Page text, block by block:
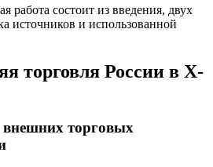
работа состоит из введения, двух
источников и использованной
торговля России в X-
внешних торговых